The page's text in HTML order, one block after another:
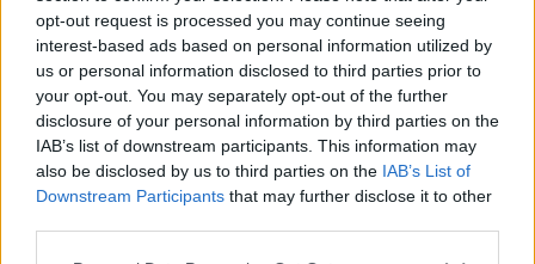
opt-out request is processed you may continue seeing
interest-based ads based on personal information utilized by
us or personal information disclosed to third parties prior to
your opt-out. You may separately opt-out of the further
disclosure of your personal information by third parties on the
IAB’s list of downstream participants. This information may
also be disclosed by us to third parties on the IAB’s List of
Downstream Participants that may further disclose it to other
Hľadať
HĽADAŤ
Recent Posts